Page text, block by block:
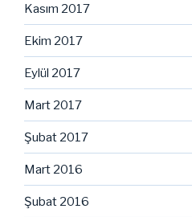
Kasım 2017
Ekim 2017
Eylül 2017
Mart 2017
Şubat 2017
Mart 2016
Şubat 2016